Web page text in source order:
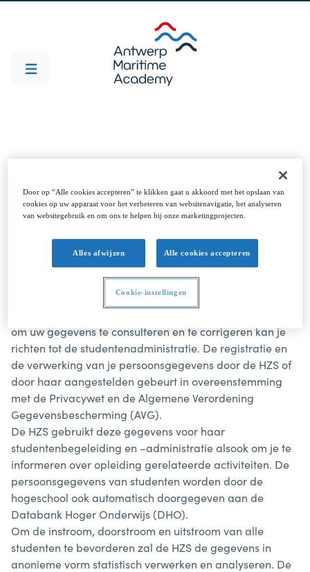
Privacy policy
Door het verstrekken van je persoonsgegevens tijdens de
inschrijving, stem je ermee in dat deze
persoonsgegevens geregistreerd en verwerkt worden
om uw gegevens te consulteren en te corrigeren kan je
richten tot de studentenadministratie. De registratie en
de verwerking van je persoonsgegevens door de HZS of
door haar aangestelden gebeurt in overeenstemming
met de Privacywet en de Algemene Verordening
Gegevensbescherming (AVG).
De HZS gebruikt deze gegevens voor haar
studentenbegeleiding en –administratie alsook om je te
informeren over opleiding gerelateerde activiteiten. De
persoonsgegevens van studenten worden door de
hogeschool ook automatisch doorgegeven aan de
Databank Hoger Onderwijs (DHO).
Om de instroom, doorstroom en uitstroom van alle
studenten te bevorderen zal de HZS de gegevens in
anonieme vorm statistisch verwerken en analyseren. De
Door op “Alle cookies accepteren” te klikken gaat u akkoord met het opslaan van
cookies op uw apparaat voor het verbeteren van websitenavigatie, het analyseren
van websitegebruik en om ons te helpen bij onze marketingprojecten.
Alles afwijzen Alle cookies accepteren
Cookie-instellingen